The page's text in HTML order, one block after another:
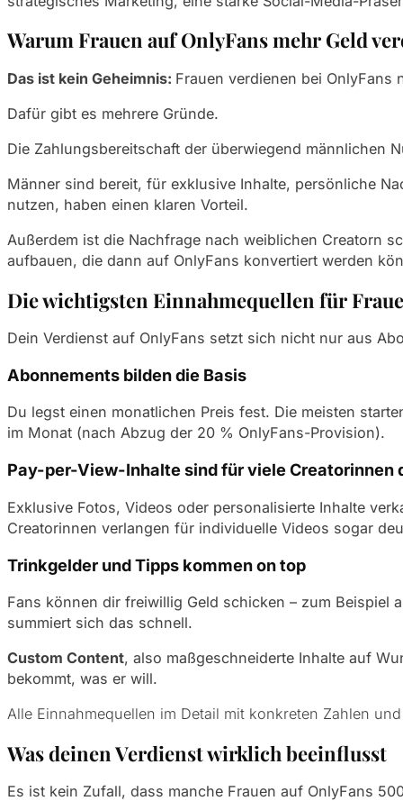
Warum Frauen auf OnlyFans mehr Geld
Das ist kein Geheimnis: Frauen verdienen bei
Dafür gibt es mehrere Gründe.
Die Zahlungsbereitschaft der überwiegend männlichen
Männer sind bereit, für exklusive Inhalte, persönliche
nutzen, haben einen klaren Vorteil.
Außerdem ist die Nachfrage nach weiblichen Creatorn
aufbauen, die dann auf OnlyFans konvertiert werden
Die wichtigsten Einnahmequellen für
Dein Verdienst auf OnlyFans setzt sich nicht nur aus
Abonnements bilden die Basis
Du legst einen monatlichen Preis fest. Die meisten
im Monat (nach Abzug der 20 % OnlyFans-Provision).
Pay-per-View-Inhalte sind für viele Creatorinnen
Exklusive Fotos, Videos oder personalisierte Inhalte
Creatorinnen verlangen für individuelle Videos sogar
Trinkgelder und Tipps kommen on top
Fans können dir freiwillig Geld schicken – zum Beispiel
summiert sich das schnell.
Custom Content, also maßgeschneiderte Inhalte auf
bekommt, was er will.
Alle Einnahmequellen im Detail mit konkreten Zahlen
Was deinen Verdienst wirklich beeinflusst
Es ist kein Zufall, dass manche Frauen auf OnlyFans